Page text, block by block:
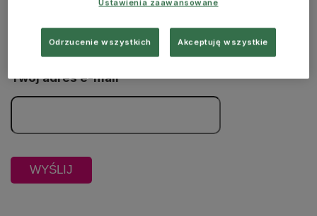
Twój adres e-mail
Ustawienia zaawansowane
Odrzucenie wszystkich Akceptuję wszystkie